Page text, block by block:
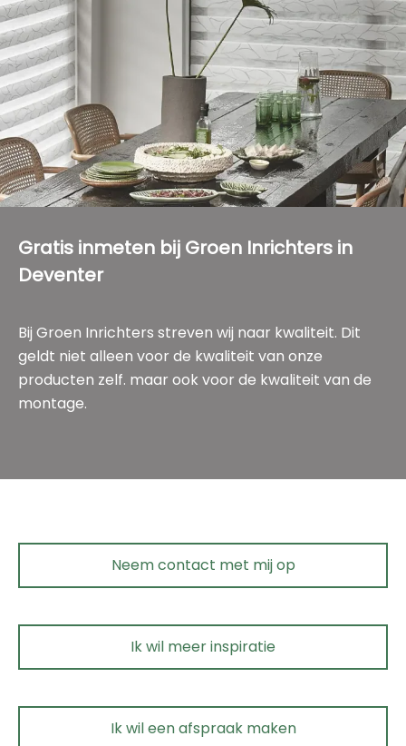
Gratis inmeten bij Groen Inrichters in
Deventer
Bij Groen Inrichters streven wij naar kwaliteit. Dit
geldt niet alleen voor de kwaliteit van onze
producten zelf. maar ook voor de kwaliteit van de
montage.
Neem contact met mij op
Ik wil meer inspiratie
Ik wil een afspraak maken